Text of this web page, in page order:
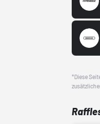
*Diese